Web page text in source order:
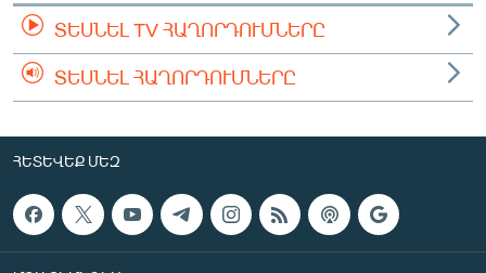
ՏԵՍՆԵԼ TV ՀԱՂՈՐԴՈՒՄՆԵՐԸ
ՏԵՍՆԵԼ ՀԱՂՈՐԴՈՒՄՆԵՐԸ
ՀԵՏԵՎԵՔ ՄԵԶ